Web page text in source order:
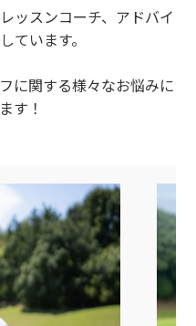
ッスンコーチ、アドバイ
ています。
に関する様々なお悩みに
す！